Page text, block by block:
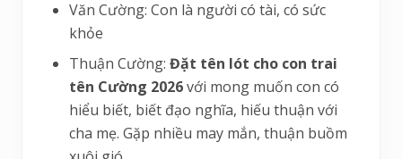
Văn Cường: Con là người có tài, có sức
khỏe
Thuận Cường: Đặt tên lót cho con trai
tên Cường 2026với mong muốn con có
hiểu biết, biết đạo nghĩa, hiếu thuận với
cha mẹ. Gặp nhiều may mắn, thuận buồm